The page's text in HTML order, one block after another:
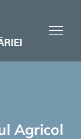
Agricol